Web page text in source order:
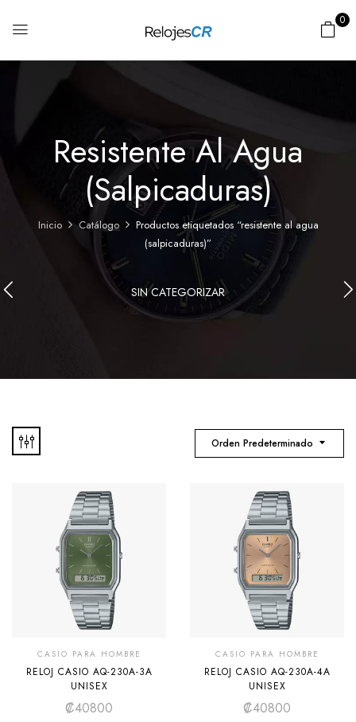
0
Resistente Al Agua
(salpicaduras)
Inicio Catálogo
Productos etiquetados “resistente al agua
(salpicaduras)”
SIN CATEGORIZAR
Orden Predeterminado
CASIO PARA HOMBRE
RELOJ CASIO AQ-230A-3A
UNISEX
₡40800
CASIO PARA HOMBRE
RELOJ CASIO AQ-230A-4A
UNISEX
₡40800